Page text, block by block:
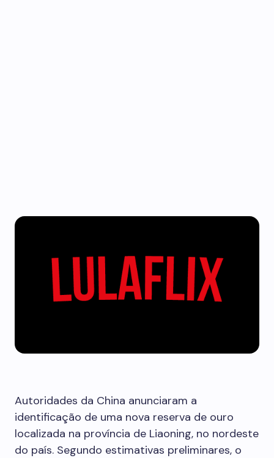
Autoridades da China anunciaram a
identificação de uma nova reserva de ouro
localizada na província de Liaoning, no nordeste
do país. Segundo estimativas preliminares, o